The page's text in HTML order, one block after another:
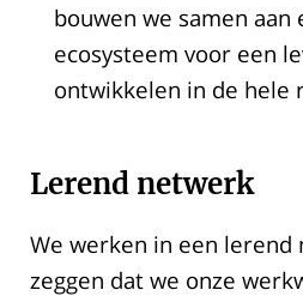
bouwen we samen
ecosysteem voor een
ontwikkelen in de hele
Lerend netwerk
We werken in een lerend
zeggen dat we onze